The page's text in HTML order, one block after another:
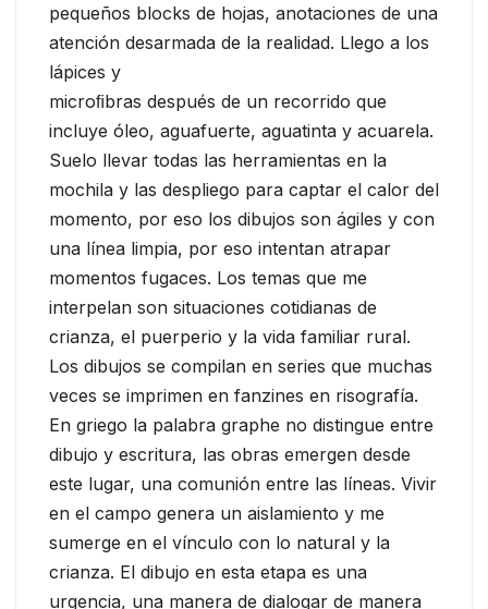
pequeños blocks de hojas, anotaciones de una
atención desarmada de la realidad. Llego a los
lápices y
microﬁbras después de un recorrido que
incluye óleo, aguafuerte, aguatinta y acuarela.
Suelo llevar todas las herramientas en la
mochila y las despliego para captar el calor del
momento, por eso los dibujos son ágiles y con
una línea limpia, por eso intentan atrapar
momentos fugaces. Los temas que me
interpelan son situaciones cotidianas de
crianza, el puerperio y la vida familiar rural.
Los dibujos se compilan en series que muchas
veces se imprimen en fanzines en risografía.
En griego la palabra graphe no distingue entre
dibujo y escritura, las obras emergen desde
este lugar, una comunión entre las líneas. Vivir
en el campo genera un aislamiento y me
sumerge en el vínculo con lo natural y la
crianza. El dibujo en esta etapa es una
urgencia, una manera de dialogar de manera